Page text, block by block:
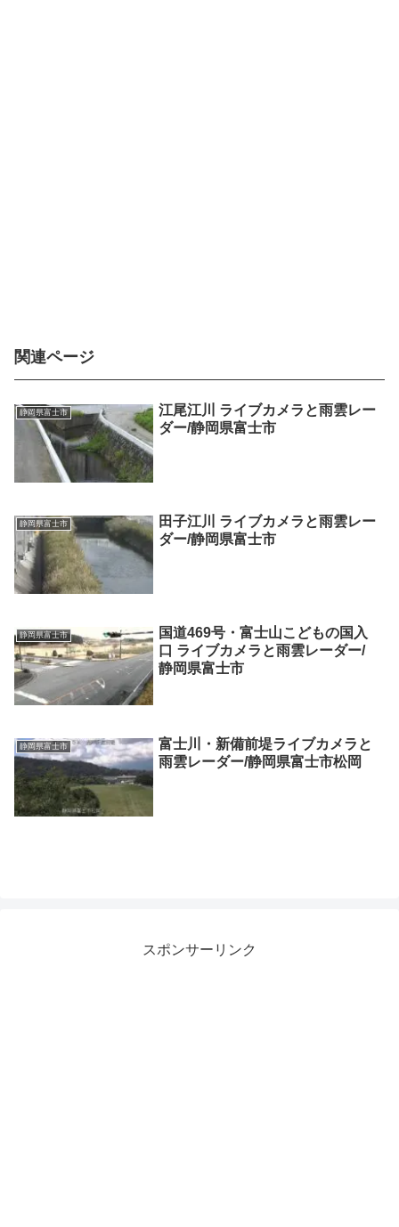
関連ページ
静岡県富士市
江尾江川 ライブカメラと雨雲レー
ダー/静岡県富士市
静岡県富士市
田子江川 ライブカメラと雨雲レー
ダー/静岡県富士市
静岡県富士市
国道469号・富士山こどもの国入
口 ライブカメラと雨雲レーダー/
静岡県富士市
静岡県富士市
富士川・新備前堤ライブカメラと
雨雲レーダー/静岡県富士市松岡
スポンサーリンク